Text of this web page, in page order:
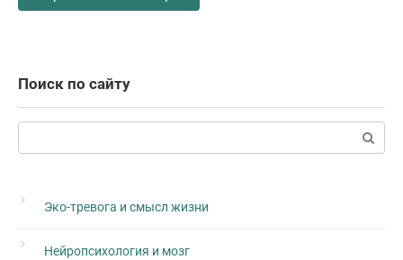
Поиск по сайту
Поиск:
Эко-тревога и смысл жизни
Нейропсихология и мозг